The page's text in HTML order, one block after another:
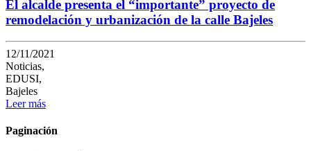
El alcalde presenta el “importante” proyecto de
remodelación y urbanización de la calle Bajeles
12/11/2021
Noticias,
EDUSI,
Bajeles
Leer más
Paginación